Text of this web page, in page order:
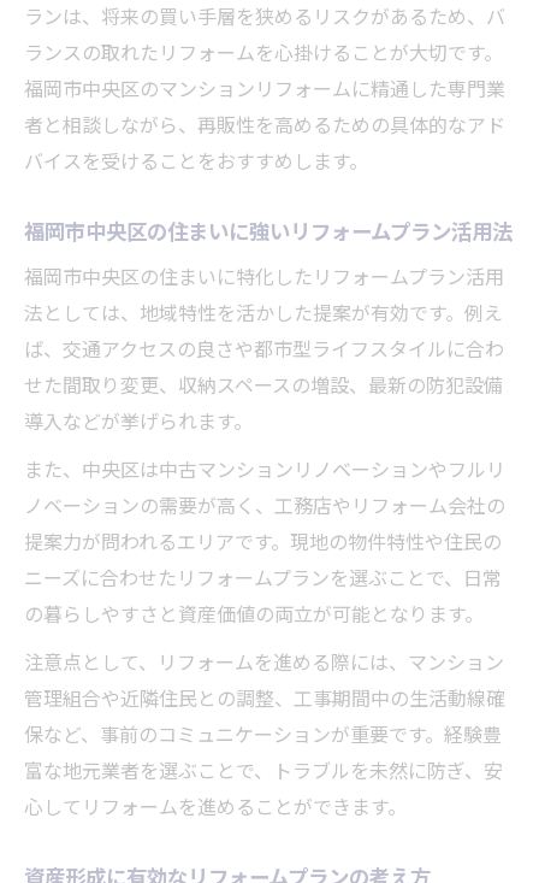
アフターサービスにも強いリフォームプラ
ン選び
ランは、将来の買い手層を狭めるリスクがあるため、バ
ランスの取れたリフォームを心掛けることが大切です。
福岡市中央区のマンションリフォームに精通した専門業
者と相談しながら、再販性を高めるための具体的なアド
バイスを受けることをおすすめします。
福岡市中央区の住まいに強いリフォームプラン活用法
福岡市中央区の住まいに特化したリフォームプラン活用
法としては、地域特性を活かした提案が有効です。例え
ば、交通アクセスの良さや都市型ライフスタイルに合わ
せた間取り変更、収納スペースの増設、最新の防犯設備
導入などが挙げられます。
また、中央区は中古マンションリノベーションやフルリ
ノベーションの需要が高く、工務店やリフォーム会社の
提案力が問われるエリアです。現地の物件特性や住民の
ニーズに合わせたリフォームプランを選ぶことで、日常
の暮らしやすさと資産価値の両立が可能となります。
注意点として、リフォームを進める際には、マンション
管理組合や近隣住民との調整、工事期間中の生活動線確
保など、事前のコミュニケーションが重要です。経験豊
富な地元業者を選ぶことで、トラブルを未然に防ぎ、安
心してリフォームを進めることができます。
資産形成に有効なリフォームプランの考え方